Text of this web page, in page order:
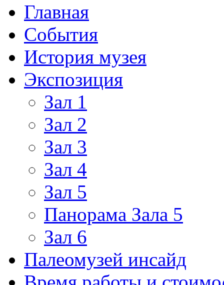
Главная
События
История музея
Экспозиция
Зал 1
Зал 2
Зал 3
Зал 4
Зал 5
Панорама Зала 5
Зал 6
Палеомузей инсайд